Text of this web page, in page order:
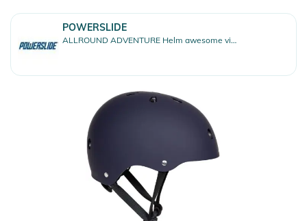
POWERSLIDE
ALLROUND ADVENTURE Helm awesome violet